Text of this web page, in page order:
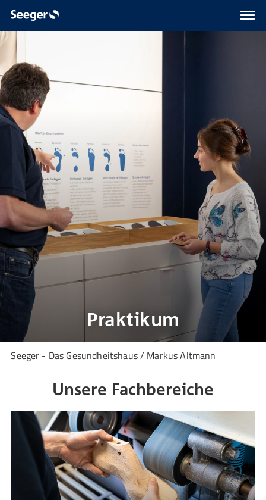
Seeger - Das Gesundheitshaus / Markus Altmann
Praktikum
Unsere Fachbereiche